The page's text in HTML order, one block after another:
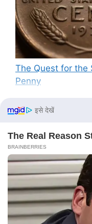
The Quest for the
Penny
Recent
No comments to
© 2026 PG News